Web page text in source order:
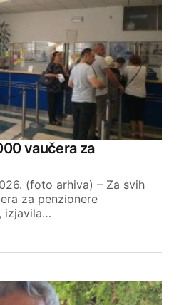
vaučera za
(foto arhiva) – Za svih
za penzionere
izjavila…